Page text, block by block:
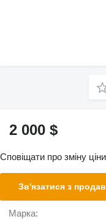
2 000 $
Сповіщати про зміну ціни
Зв'язатися з
Марка: